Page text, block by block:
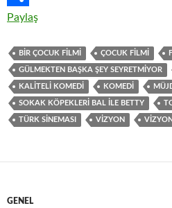
o
k
tt
A
p
p
n
e
r
e
u
b
l
r
Paylaş
BIR ÇOCUK FILMI ÇOCUK FILMI
GÜLMEKTEN BAŞKA ŞEY SEYRETMIYOR
KALITELI KOMEDI KOMEDİ
SOKAK KÖPEKLERI BAL ILE BETTY
TÜRK SINEMASI VIZYON
GENEL